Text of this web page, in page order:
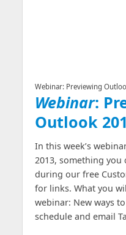
Webinar: Previewing
Webinar:
Outlook
In this week’s
2013, something
during our free
for links. What you
webinar: New ways
schedule and email